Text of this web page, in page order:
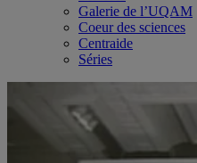
Galerie de l’UQAM
Coeur des sciences
Centraide
Séries